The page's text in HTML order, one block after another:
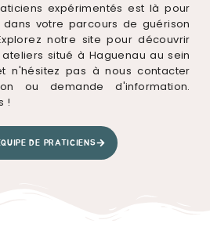
expérimentés est là pour
votre parcours de guérison
notre site pour découvrir
situé à Haguenau au sein
n'hésitez pas à nous contacter
ou demande d'information.
!
DE PRATICIENS